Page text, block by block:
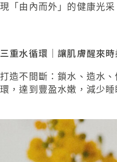
現「由內而外」的健康光采
三重水循環｜讓肌膚醒來
打造不間斷：鎖水、造水
環，達到豐盈水嫩，減少